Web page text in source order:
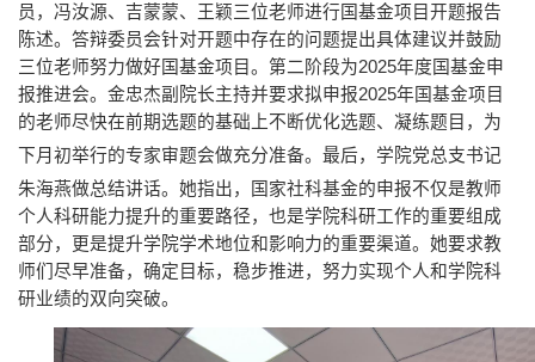
员，冯汝源、吉蒙蒙、王颖三位老师进行国基金项目开题报告
陈述。答辩委员会针对开题中存在的问题提出具体建议并鼓励
三位老师努力做好国基金项目。第二阶段为2025年度国基金申
报推进会。金忠杰副院长主持并要求拟申报2025年国基金项目
的老师尽快在前期选题的基础上不断优化选题、凝练题目，为
下月初举行的专家审题会做充分准备。最后，学院党总支书记
朱海燕做总结讲话。她指出，国家社科基金的申报不仅是教师
个人科研能力提升的重要路径，也是学院科研工作的重要组成
部分，更是提升学院学术地位和影响力的重要渠道。她要求教
师们尽早准备，确定目标，稳步推进，努力实现个人和学院科
研业绩的双向突破。